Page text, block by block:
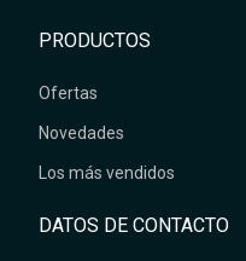
PRODUCTOS
Ofertas
Novedades
Los más vendidos
DATOS DE CONTACTO